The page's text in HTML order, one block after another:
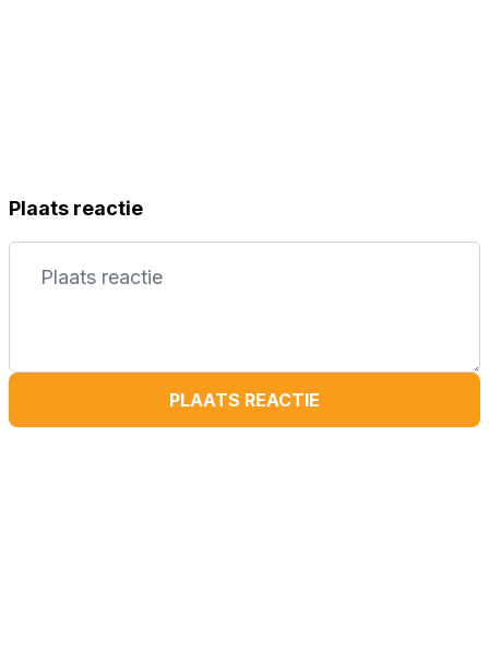
Plaats reactie
PLAATS REACTIE